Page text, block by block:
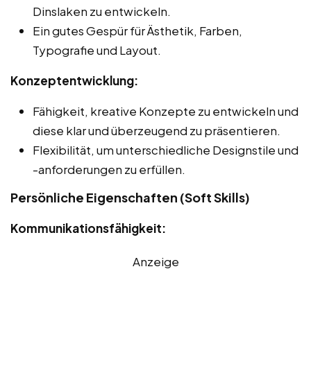
Dinslaken zu entwickeln.
Ein gutes Gespür für Ästhetik, Farben,
Typografie und Layout.
Konzeptentwicklung:
Fähigkeit, kreative Konzepte zu entwickeln und
diese klar und überzeugend zu präsentieren.
Flexibilität, um unterschiedliche Designstile und
-anforderungen zu erfüllen.
Persönliche Eigenschaften (Soft Skills)
Kommunikationsfähigkeit:
Anzeige